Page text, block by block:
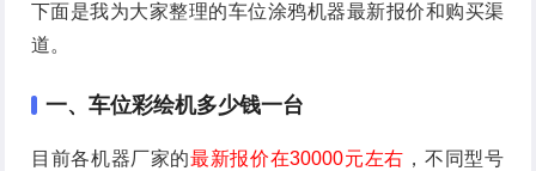
下面是我为大家整理的车位涂鸦机器最新报价和购买渠
道。
一、车位彩绘机多少钱一台
目前各机器厂家的最新报价在30000元左右 ，不同型号